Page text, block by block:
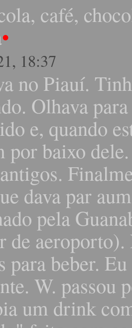
café,
•
18:37
no Piauí.
Olhava
e, quando
por baixo
dava par
pela
de
para beber.
W. passou
um drink